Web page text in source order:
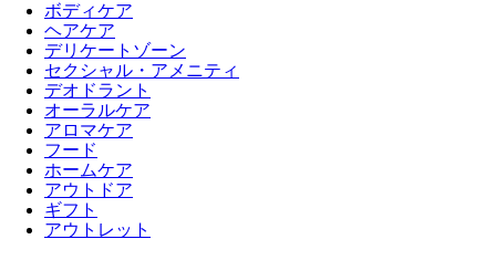
ボディケア
ヘアケア
デリケートゾーン
セクシャル・アメニティ
デオドラント
オーラルケア
アロマケア
フード
ホームケア
アウトドア
ギフト
アウトレット